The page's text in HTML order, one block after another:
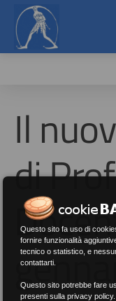
Il
di
Questo sito fa uso di
fornire funzionalità
tecnico o statistico, e
contattarti.
Questo sito potrebbe fare
presenti sulla privacy policy.